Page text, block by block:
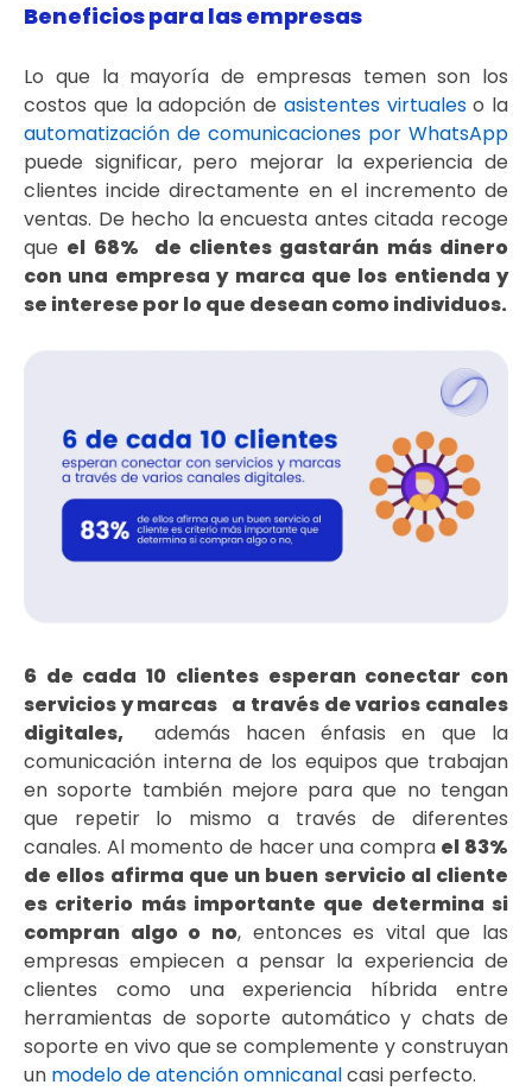
Beneficios para las empresas
Lo que la mayoría de empresas temen son los
costos que la adopción de asistentes virtualeso la
automatización de comunicaciones por WhatsApp
puede significar, pero mejorar la experiencia de
clientes incide directamente en el incremento de
ventas. De hecho la encuesta antes citada recoge
que el 68% de clientes gastarán más dinero
con una empresa y marca que los entienda y
se interese por lo que desean como individuos.
6 de cada 10 clientes esperan conectar con
servicios y marcas a través de varios canales
digitales,
además hacen énfasis en que la
comunicación interna de los equipos que trabajan
en soporte también mejore para que no tengan
que repetir lo mismo a través de diferentes
canales. Al momento de hacer una compra el 83%
de ellos afirma que un buen servicio al cliente
es criterio más importante que determina si
compran algo o no, entonces es vital que las
empresas empiecen a pensar la experiencia de
clientes como una experiencia híbrida entre
herramientas de soporte automático y chats de
soporte en vivo que se complemente y construyan
un modelo de atención omnicanalcasi perfecto.